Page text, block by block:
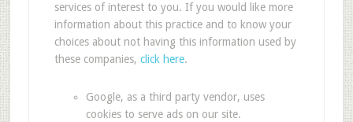
services of interest to you. If you would like more
information about this practice and to know your
choices about not having this information used by
these companies, click here.
Google, as a third party vendor, uses
cookies to serve ads on our site.